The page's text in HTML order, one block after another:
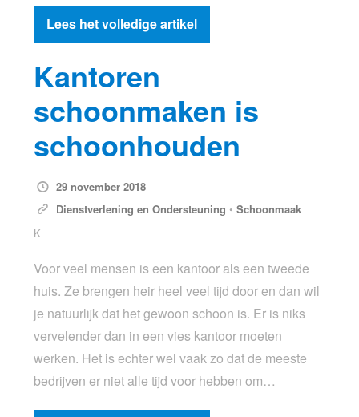
Lees het volledige artikel
Kantoren
schoonmaken is
schoonhouden
29 november 2018
Dienstverlening en Ondersteuning • Schoonmaak
K
Voor veel mensen is een kantoor als een tweede
huis. Ze brengen heir heel veel tijd door en dan wil
je natuurlijk dat het gewoon schoon is. Er is niks
vervelender dan in een vies kantoor moeten
werken. Het is echter wel vaak zo dat de meeste
bedrijven er niet alle tijd voor hebben om…